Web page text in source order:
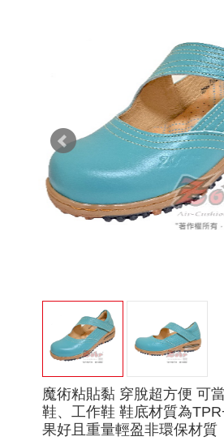
魔術粘貼黏 穿脫超方便 可
鞋、工作鞋 鞋底材質為
果好且重量輕盈非環保材質